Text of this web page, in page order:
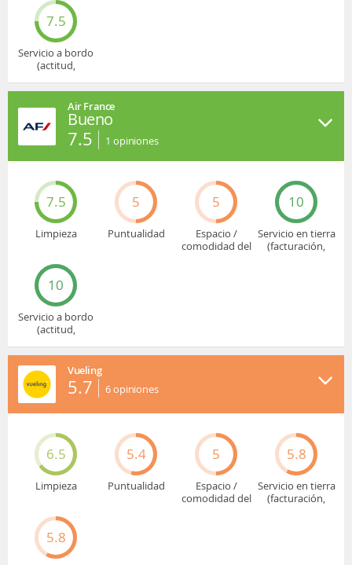
7.5
Servicio a bordo
(actitud,
Air France
Bueno
7.5 1 opiniones
7.5
Limpieza
5
Puntualidad
5
Espacio /
comodidad del
10
Servicio en tierra
(facturación,
10
Servicio a bordo
(actitud,
Vueling
5.7 6opiniones
6.5
Limpieza
5.4
Puntualidad
5
Espacio /
comodidad del
5.8
Servicio en tierra
(facturación,
5.8